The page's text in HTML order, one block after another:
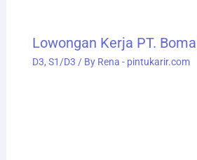
Lowongan Kerja PT.
D3, S1/D3 / By Rena - pintukarir.com